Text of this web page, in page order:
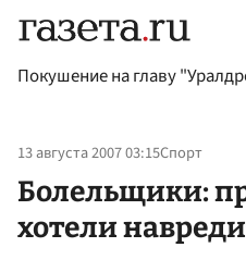
Покушение на главу
13 августа 2007 03:15Спорт
Болельщики:
хотели